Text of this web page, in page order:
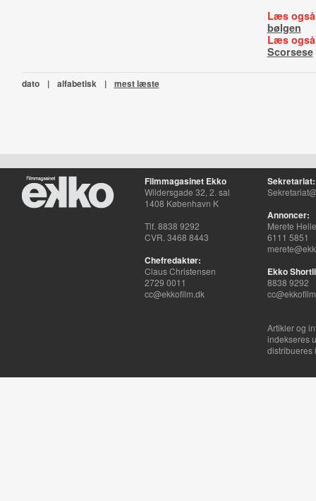
Læs
bølgen
Læs
Scorsese
dato | alfabetisk | mest læste
Filmmagasinet Ekko
Wildersgade 32, 2. sal
1408 København K
Tlf. 8838 9292
CVR. 3468 8443
Chefredaktør:
Claus Christensen
2729 0011
cc@ekkofilm.dk
Sekretariat:
Annoncer:
Merete
6111 5851
Ekko
8838 9292
Artikler og
indekseres
distribueres